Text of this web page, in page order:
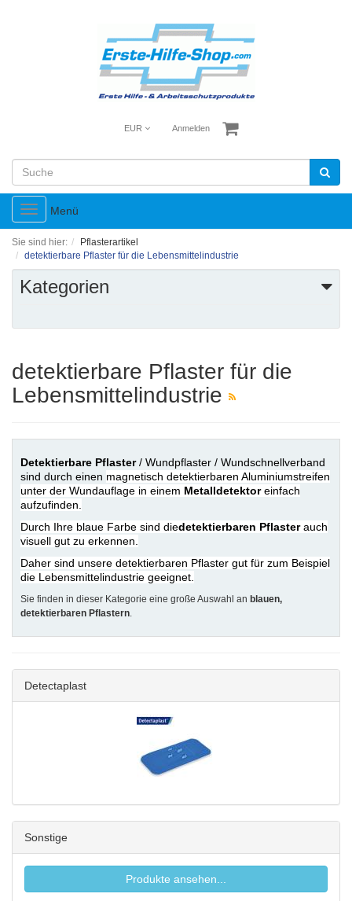
EUR Anmelden
Toggle
navigation
Menü
Sie sind hier:
Pflasterartikel
detektierbare Pflaster für die Lebensmittelindustrie
Kategorien
detektierbare Pflaster für die
Lebensmittelindustrie
Detektierbare Pflaster/ Wundpflaster / Wundschnellverband
sind durch einen magnetisch detektierbaren Aluminiumstreifen
unter der Wundauflage in einem Metalldetektoreinfach
aufzufinden.
Durch Ihre blaue Farbe sind diedetektierbaren Pflasterauch
visuell gut zu erkennen.
Daher sind unsere detektierbaren Pflaster gut für zum Beispiel
die Lebensmittelindustrie geeignet.
Sie finden in dieser Kategorie eine große Auswahl an blauen,
detektierbaren Pflastern.
Detectaplast
Sonstige
Produkte ansehen...